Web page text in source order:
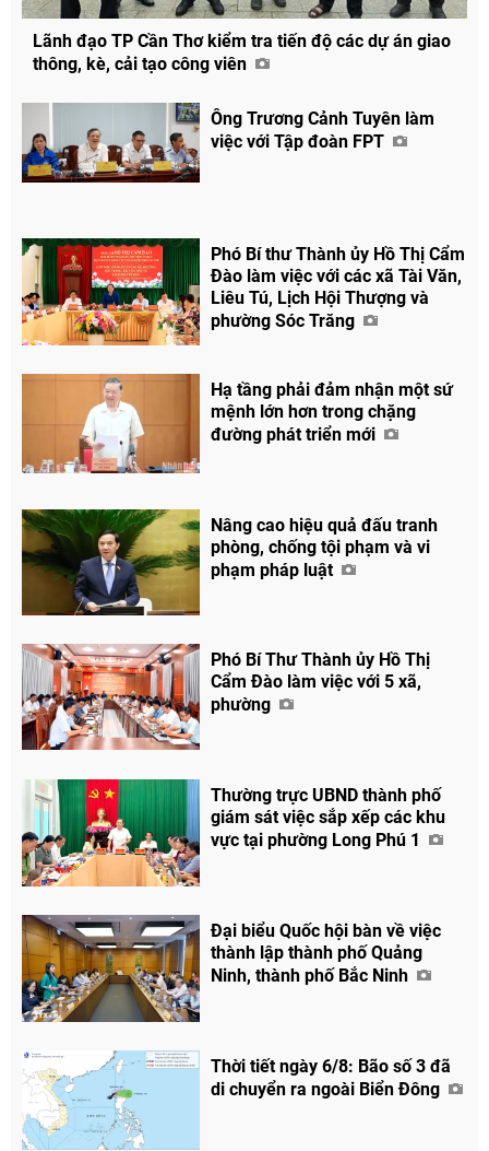
Lãnh đạo TP Cần Thơ kiểm tra tiến độ các dự án giao
thông, kè, cải tạo công viên
Ông Trương Cảnh Tuyên làm
việc với Tập đoàn FPT
Phó Bí thư Thành ủy Hồ Thị Cẩm
Đào làm việc với các xã Tài Văn,
Liêu Tú, Lịch Hội Thượng và
phường Sóc Trăng
Hạ tầng phải đảm nhận một sứ
mệnh lớn hơn trong chặng
đường phát triển mới
Nâng cao hiệu quả đấu tranh
phòng, chống tội phạm và vi
phạm pháp luật
Phó Bí Thư Thành ủy Hồ Thị
Cẩm Đào làm việc với 5 xã,
phường
Thường trực UBND thành phố
giám sát việc sắp xếp các khu
vực tại phường Long Phú 1
Đại biểu Quốc hội bàn về việc
thành lập thành phố Quảng
Ninh, thành phố Bắc Ninh
Thời tiết ngày 6/8: Bão số 3 đã
di chuyển ra ngoài Biển Đông